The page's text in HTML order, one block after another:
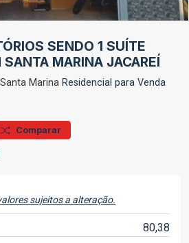
SENDO 1 SUÍTE
SANTA MARINA JACAREÍ
Marina Residencial para Venda
Comparar
sujeitos a alteração.
80,38